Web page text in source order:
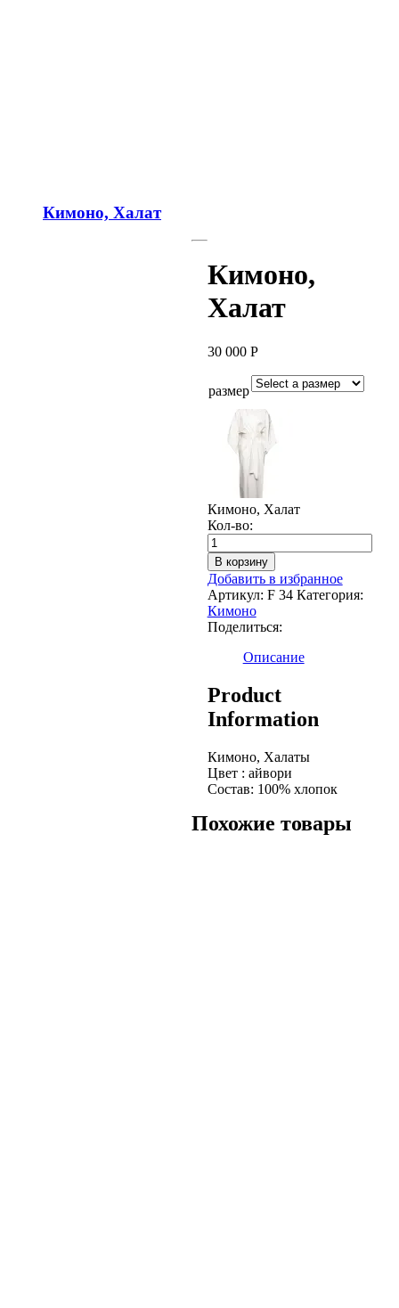
Кимоно, Халат
Кимоно,
Халат
30 000 Р
размер
Кимоно, Халат
Кол-во:Количество
Халат
В корзину
Добавить в избранное
Артикул: F 34 Категория:
Кимоно
Поделиться:
Описание
Product
Information
Кимоно, Халаты
Цвет : айвори
Состав: 100% хлопок
Похожие товары